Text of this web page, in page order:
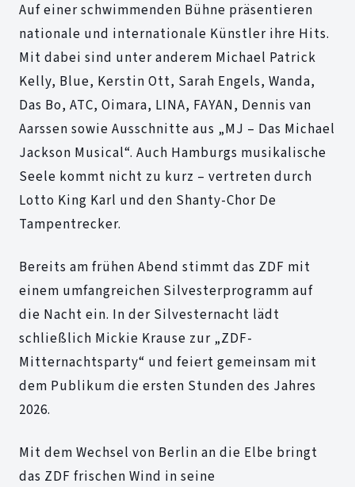
Auf einer schwimmenden Bühne präsentieren
nationale und internationale Künstler ihre Hits.
Mit dabei sind unter anderem Michael Patrick
Kelly, Blue, Kerstin Ott, Sarah Engels, Wanda,
Das Bo, ATC, Oimara, LINA, FAYAN, Dennis van
Aarssen sowie Ausschnitte aus „MJ – Das Michael
Jackson Musical“. Auch Hamburgs musikalische
Seele kommt nicht zu kurz – vertreten durch
Lotto King Karl und den Shanty-Chor De
Tampentrecker.
Bereits am frühen Abend stimmt das ZDF mit
einem umfangreichen Silvesterprogramm auf
die Nacht ein. In der Silvesternacht lädt
schließlich Mickie Krause zur „ZDF-
Mitternachtsparty“ und feiert gemeinsam mit
dem Publikum die ersten Stunden des Jahres
2026.
Mit dem Wechsel von Berlin an die Elbe bringt
das ZDF frischen Wind in seine